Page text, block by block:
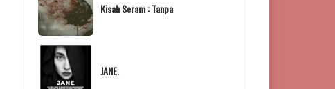
Kisah Seram : Tanpa
JANE.